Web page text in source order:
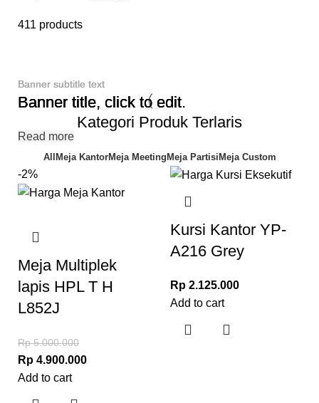
411 products
Banner subtitle text
Banner title, click to edit.
Read more
Banner subtitle text
Banner title, click to edit.
Read more
Banner subtitle text
Banner title, click to edit.
Read more
Kategori Produk Terlaris
AllMeja KantorMeja MeetingMeja PartisiMeja Custom
-2%
Meja Multiplek
lapis HPL T H
L852J
Rp5.000.000
Rp 4.900.000
Add to cart
Kursi Kantor YP-
A216 Grey
Rp 2.125.000
Add to cart